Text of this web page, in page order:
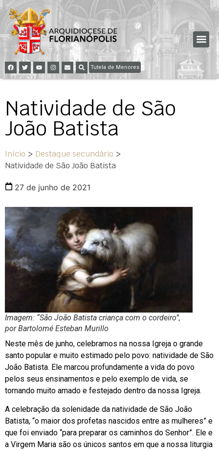
Tutela de Menores
Natividade de São
João Batista
Início > Destaque secundário >
Natividade de São João Batista
27 de junho de 2021
Imagem: “São João Batista criança com o cordeiro”,
por Bartolomé Esteban Murillo
Neste mês de junho, celebramos na nossa Igreja o grande
santo popular e muito estimado pelo povo: natividade de São
João Batista. Ele marcou profundamente a vida do povo
pelos seus ensinamentos e pelo exemplo de vida, se
tornando muito amado e festejado dentro da nossa Igreja.
A celebração da solenidade da natividade de São João
Batista, “o maior dos profetas nascidos entre as mulheres” e
que foi enviado “para preparar os caminhos do Senhor”. Ele e
a Virgem Maria são os únicos santos em que a nossa liturgia